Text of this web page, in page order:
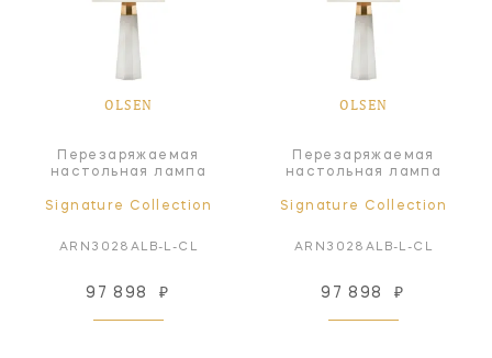
OLSEN
Перезаряжаемая
настольная лампа
Signature Collection
ARN3028ALB-L-CL
97 898 ₽
OLSEN
Перезаряжаемая
настольная лампа
Signature Collection
ARN3028ALB-L-CL
97 898 ₽